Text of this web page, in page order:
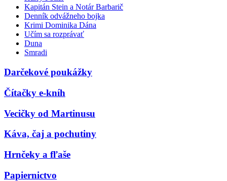
Kapitán Stein a Notár Barbarič
Denník odvážneho bojka
Krimi Dominika Dána
Učím sa rozprávať
Duna
Smradi
Darčekové poukážky
Čítačky e-kníh
Vecičky od Martinusu
Káva, čaj a pochutiny
Hrnčeky a fľaše
Papiernictvo